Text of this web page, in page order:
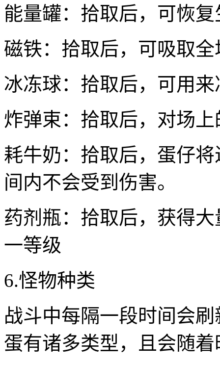
能量罐：拾取后，可恢复
磁铁：拾取后，可吸取
冰冻球：拾取后，可用
炸弹束：拾取后，对场
耗牛奶：拾取后，蛋仔
间内不会受到伤害。
药剂瓶：拾取后，获得
一等级
6.怪物种类
战斗中每隔一段时间会
蛋有诸多类型，且会随